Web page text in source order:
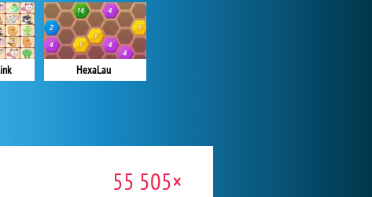
HexaLau
55 505×